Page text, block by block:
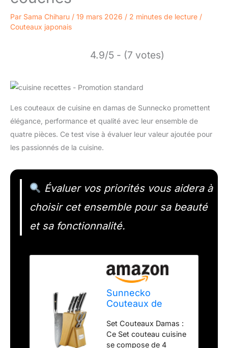
Par Sama Chiharu / 19 mars 2026 / 2 minutes de lecture /
Couteaux japonais
4.9/5 - (7 votes)
Les couteaux de cuisine en damas de Sunnecko promettent
élégance, performance et qualité avec leur ensemble de
quatre pièces. Ce test vise à évaluer leur valeur ajoutée pour
les passionnés de la cuisine.
Évaluer vos priorités vous aidera à
choisir cet ensemble pour sa beauté
et sa fonctionnalité.
Sunnecko
Couteaux de
67 Couches, Set
Couteau Cuisine
Set Couteaux Damas :
Ce Set couteau cuisine
se compose de 4